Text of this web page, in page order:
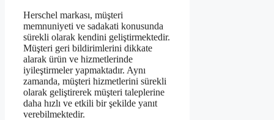
Herschel markası, müşteri
memnuniyeti ve sadakati konusunda
sürekli olarak kendini geliştirmektedir.
Müşteri geri bildirimlerini dikkate
alarak ürün ve hizmetlerinde
iyileştirmeler yapmaktadır. Aynı
zamanda, müşteri hizmetlerini sürekli
olarak geliştirerek müşteri taleplerine
daha hızlı ve etkili bir şekilde yanıt
verebilmektedir.